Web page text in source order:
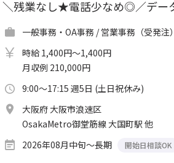
＼残業なし★電話少なめ◎／デー
一般事務・OA事務 / 営業事務（受発
時給 1,400円～1,400円
月収例 210,000円
9:00～17:15 週5日 (土日祝休み)
大阪府 大阪市浪速区
OsakaMetro御堂筋線 大国町駅 他
2026年08月中旬～長期
開始日相談OK